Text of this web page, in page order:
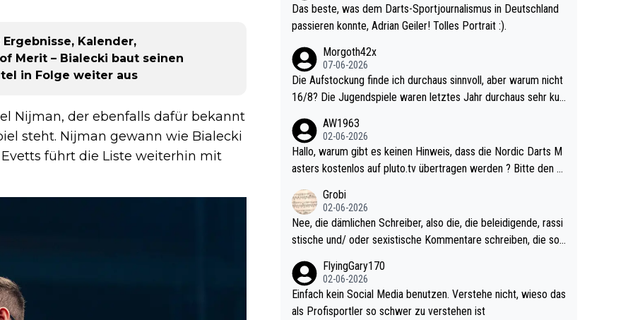
Kalender,
Merit – Bialecki baut seinen
in Folge weiter aus
Nijman, der ebenfalls dafür bekannt
steht. Nijman gewann wie Bialecki
führt die Liste weiterhin mit
Das beste, was dem Darts-Sportjournalismus in Deutschland
passieren konnte, Adrian Geiler! Tolles Portrait :).
Morgoth42x
07-06-2026
Die Aufstockung finde ich durchaus sinnvoll, aber warum nicht
16/8? Die Jugendspiele waren letztes Jahr durchaus sehr kur
l. Allerdings ist Mitchell Lawrie als Nummer 1 der Welt eh quali
fiziert. Somit ändert die automatische Qualifikation des Weltm
eisters erstmal nichts. Ich denke sie wollen damit für nächste
d wohl wenig WDF Turniere spielen. Dies war bei Archie Self l
etztes Jahr der Fall. Er musste als amtierender Weltmeister d
urch den Qualifier und ich glaube kaum, dass Mitchel sich das
(in Vegas) antun würde, wenn er doch eigentlich die PDC-WM
als Ziel hat.
AW1963
02-06-2026
Hallo, warum gibt es keinen Hinweis, dass die Nordic Darts M
asters kostenlos auf pluto.tv übertragen werden ? Bitte den A
Grobi
02-06-2026
Nee, die dämlichen Schreiber, also die, die beleidigende, rassi
stische und/ oder sexistische Kommentare schreiben, die soll
nes Leben in den Griff kriegen. Nur eins wundert mich: Luke Li
ttler war doch neulich erst derjenige, der über Social Media G
vV provoziert hat. Und Littlers Mutter schießt öfters mal gege
FlyingGary170
02-06-2026
Einfach kein Social Media benutzen. Verstehe nicht, wieso das
als Profisportler so schwer zu verstehen ist